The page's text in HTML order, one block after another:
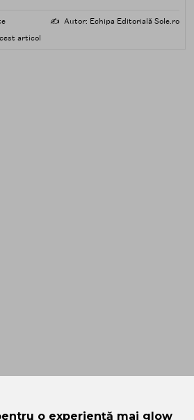
impuritățile solubile în
✍️ Autor: Echipa Editorială Sole.ro
articol
o experiență mai glow